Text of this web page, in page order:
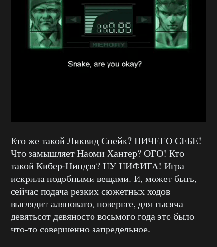
Кто же такой Ликвид Снейк? НИЧЕГО СЕБЕ!
Что замышляет Наоми Хантер? ОГО! Кто
такой Кибер-Ниндзя? НУ НИФИГА! Игра
искрила подобными вещами. И, может быть,
сейчас подача резких сюжетных ходов
выглядит аляповато, поверьте, для тысяча
девятьсот девяносто восьмого года это было
что-то совершенно запредельное.